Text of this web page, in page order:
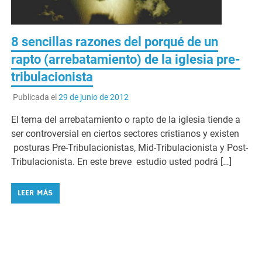
8 sencillas razones del porqué de un
rapto (arrebatamiento) de la iglesia pre-
tribulacionista
Publicada el 29 de junio de 2012
El tema del arrebatamiento o rapto de la iglesia tiende a
ser controversial en ciertos sectores cristianos y existen
posturas Pre-Tribulacionistas, Mid-Tribulacionista y Post-
Tribulacionista. En este breve estudio usted podrá […]
LEER MÁS